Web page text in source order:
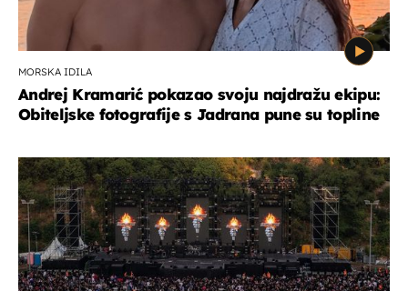
MORSKA IDILA
Andrej Kramarić pokazao svoju najdražu ekipu:
Obiteljske fotografije s Jadrana pune su topline